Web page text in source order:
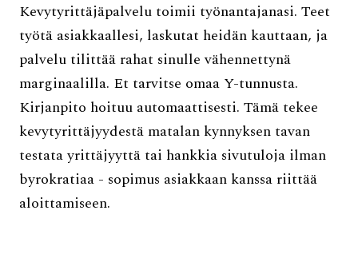
Kevytyrittäjäpalvelu toimii työnantajanasi. Teet
työtä asiakkaallesi, laskutat heidän kauttaan, ja
palvelu tilittää rahat sinulle vähennettynä
marginaalilla. Et tarvitse omaa Y-tunnusta.
Kirjanpito hoituu automaattisesti. Tämä tekee
kevytyrittäjyydestä matalan kynnyksen tavan
testata yrittäjyyttä tai hankkia sivutuloja ilman
byrokratiaa - sopimus asiakkaan kanssa riittää
aloittamiseen.